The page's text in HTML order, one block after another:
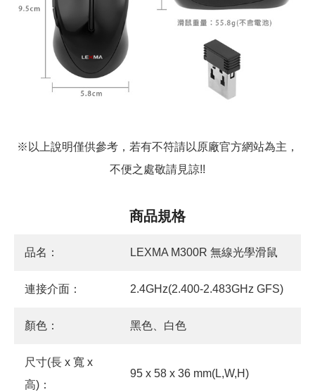
※以上說明僅供參考，若有不符請以原廠官方網站為主，
不便之處敬請見諒!!
商品規格
品名： LEXMA M300R 無線光學滑鼠
連接介面： 2.4GHz(2.400-2.483GHz GFS)
顏色： 黑色、白色
尺寸(長 x 寬 x
高)：
95 x 58 x 36 mm(L,W,H)